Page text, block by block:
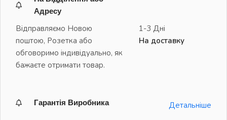
Адресу
Відправляємо Новою
поштою, Розетка або
обговоримо індивідуально, як
бажаєте отримати товар.
1-3 Дні
На доставку
Гарантія Виробника Детальніше